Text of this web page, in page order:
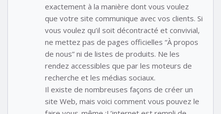
exactement à la manière dont vous voulez
que votre site communique avec vos clients. Si
vous voulez qu’il soit décontracté et convivial,
ne mettez pas de pages officielles “À propos
de nous” ni de listes de produits. Ne les
rendez accessibles que par les moteurs de
recherche et les médias sociaux.
Il existe de nombreuses façons de créer un
site Web, mais voici comment vous pouvez le